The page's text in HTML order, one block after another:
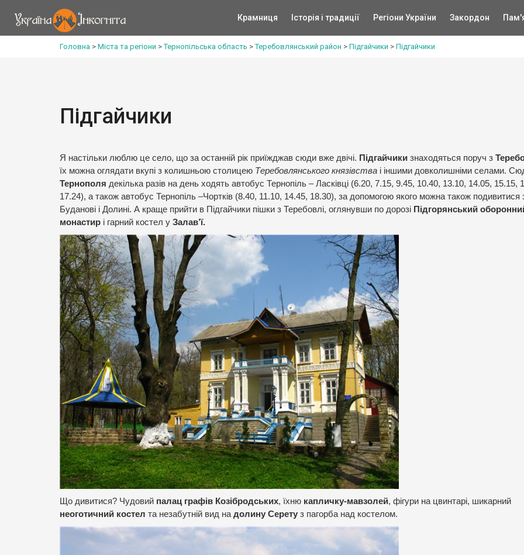
Крамниця Історія і традиції Регіони України Закордон
Головна > Міста та регіони >Тернопільська область >Теребовлянський район > Підгайчики > Підгайчики
Підгайчики
Я настільки люблю це село, що за останній рік приїжджав сюди вже двічі. Підгайчики знаходяться поруч з
їх можна оглядати вкупі з колишньою столицею Теребовлянського князівства і іншими довколишніми селами.
Тернополя декілька разів на день ходять автобус Тернопіль – Ласківці (6.20, 7.15, 9.45, 10.40, 13.10, 14.05, 15.15,
17.24), а також автобус Тернопіль –Чортків (8.40, 11.10, 14.45, 18.30), за допомогою якого можна також подивитися
Буданові і Долині. А краще прийти в Підгайчики пішки з Теребовлі, оглянувши по дорозі Підгорянський
монастир і гарний костел у Залав’ї.
Що дивитися? Чудовий палац графів Козібродських, їхню капличку-мавзолей, фігури на цвинтарі, шикарний
неоготичний костел та незабутній вид на долину Серету з пагорба над костелом.